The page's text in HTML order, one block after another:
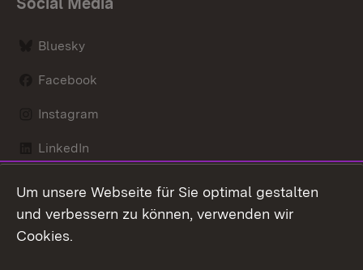
Bluesky
Facebook
Instagram
LinkedIn
Youtube
Um unsere Webseite für Sie optimal gestalten
und verbessern zu können, verwenden wir
Cookies.